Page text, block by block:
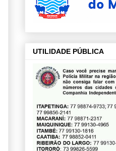
UTILIDADE PÚBLICA